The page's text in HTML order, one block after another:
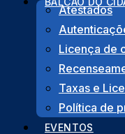
Atestados
Licença de
Taxas e
Política de
EVENTOS